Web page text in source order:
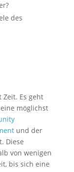
des
Es geht
möglichst
und der
Diese
von wenigen
bis sich eine